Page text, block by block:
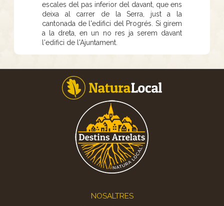
escales del pas inferior del davant, que ens
deixa al carrer de la Serra, just a la
cantonada de l'edifici del Progrés. Si girem
a la dreta, en un no res ja serem davant
l'edifici de l'Ajuntament.
NOSALTRES